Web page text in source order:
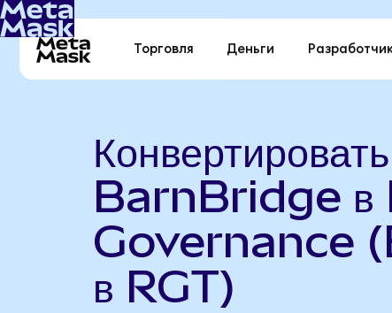
Торговля Деньги
Конвертировать
BarnBridge в
Governance
в RGT)